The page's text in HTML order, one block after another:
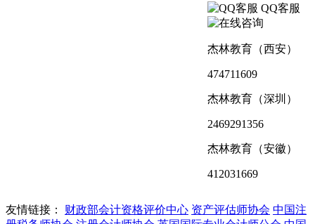
QQ客服
杰林教育（西安）
474711609
杰林教育（深圳）
2469291356
杰林教育（安徽）
412031669
友情链接： 财政部会计资格评价中心 资产评估师协会 中国注